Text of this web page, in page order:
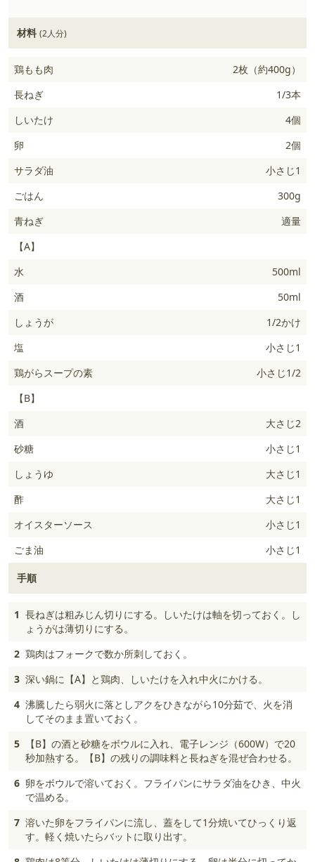
材料 (2人分)
鶏もも肉
2枚（約400g）
長ねぎ
1/3本
しいたけ
4個
卵
2個
サラダ油
小さじ1
ごはん
300g
青ねぎ
適量
【A】
水
500ml
酒
50ml
しょうが
1/2かけ
塩
小さじ1
鶏がらスープの素
小さじ1/2
【B】
酒
大さじ2
砂糖
小さじ1
しょうゆ
大さじ1
酢
大さじ1
オイスターソース
小さじ1
ごま油
小さじ1
手順
1 長ねぎは粗みじん切りにする。しいたけは軸を切っておく。し
ょうがは薄切りにする。
2 鶏肉はフォークで数か所刺しておく。
3 深い鍋に【A】と鶏肉、しいたけを入れ中火にかける。
4 沸騰したら弱火に落としアクをひきながら10分茹で、火を消
してそのまま置いておく。
5
【B】の酒と砂糖をボウルに入れ、電子レンジ（600W）で20
秒加熱する。【B】の残りの調味料と長ねぎを混ぜ合わせる。
6 卵をボウルで溶いておく。フライパンにサラダ油をひき、中火
で温める。
7 溶いた卵をフライパンに流し、蓋をして1分焼いてひっくり返
す。軽く焼いたらバットに取り出す。